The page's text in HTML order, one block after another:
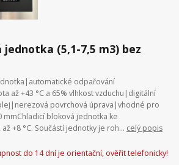
jednotka (5,1-7,5 m3) bez
odpařování
až +43 °C a 65% vlhkost vzduchu|digitální
povrchová úprava|vhodné pro
mmChladicí bloková jednotka ke
+8 °C. Součástí jednotky je roh... celý popis
do 14 dní je orientační, ověřit telefonicky!